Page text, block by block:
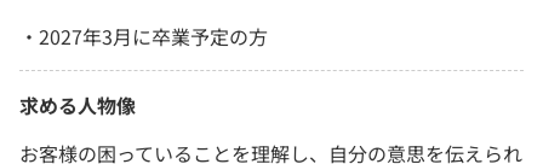
・2027年3月に卒業予定の方
求める人物像
お客様の困っていることを理解し、自分の意思を伝えられ